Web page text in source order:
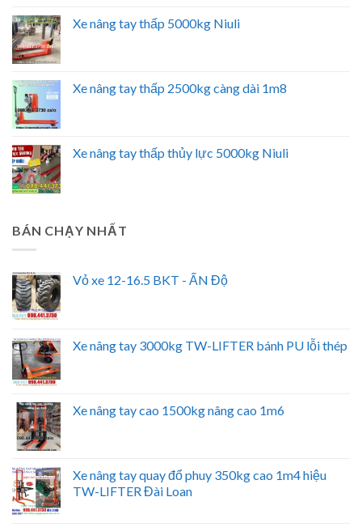
Xe nâng tay thấp 5000kg Niuli
Xe nâng tay thấp 2500kg càng dài 1m8
Xe nâng tay thấp thủy lực 5000kg Niuli
BÁN CHẠY NHẤT
Vỏ xe 12-16.5 BKT - ẤN Độ
Xe nâng tay 3000kg TW-LIFTER bánh PU lỗi thép
Xe nâng tay cao 1500kg nâng cao 1m6
Xe nâng tay quay đổ phuy 350kg cao 1m4 hiệu
TW-LIFTER Đài Loan